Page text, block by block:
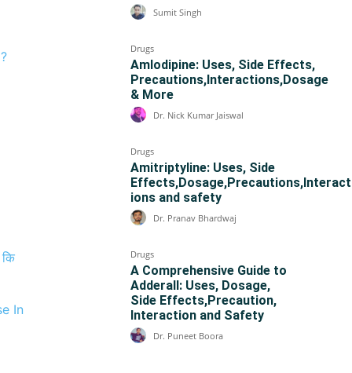
In
Sumit Singh
Drugs
Amlodipine: Uses, Side Effects,
Precautions,Interactions,Dosage
& More
Dr. Nick Kumar Jaiswal
Drugs
Amitriptyline: Uses, Side
Effects,Dosage,Precautions,Interact
ions and safety
Dr. Pranav Bhardwaj
Drugs
A Comprehensive Guide to
Adderall: Uses, Dosage,
Side Effects,Precaution,
Interaction and Safety
Dr. Puneet Boora